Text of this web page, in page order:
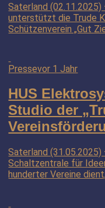
Saterland
unterstützt die Trude
Schützenverein „Gut
Pressevor 1 Jahr
HUS
Studio der
Saterland
Schaltzentrale für
hunderter Vereine